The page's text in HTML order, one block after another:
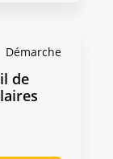
Démarche
de